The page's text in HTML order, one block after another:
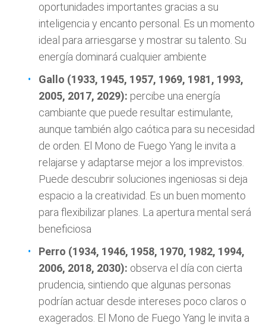
oportunidades importantes gracias a su
inteligencia y encanto personal. Es un momento
ideal para arriesgarse y mostrar su talento. Su
energía dominará cualquier ambiente
Gallo (1933, 1945, 1957, 1969, 1981, 1993,
2005, 2017, 2029): percibe una energía
cambiante que puede resultar estimulante,
aunque también algo caótica para su necesidad
de orden. El Mono de Fuego Yang le invita a
relajarse y adaptarse mejor a los imprevistos.
Puede descubrir soluciones ingeniosas si deja
espacio a la creatividad. Es un buen momento
para flexibilizar planes. La apertura mental será
beneficiosa
Perro (1934, 1946, 1958, 1970, 1982, 1994,
2006, 2018, 2030): observa el día con cierta
prudencia, sintiendo que algunas personas
podrían actuar desde intereses poco claros o
exagerados. El Mono de Fuego Yang le invita a